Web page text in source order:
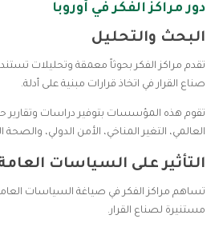
دور مراكز الفكر في أوروبا
البحث والتحليل
تقدم مراكز الفكر بحوثاً معمقة وتحليلات تستند
صناع القرار في اتخاذ قرارات مبنية على أدلة.
تقوم هذه المؤسسات بتوفير دراسات وتقارير
العالمي، التغير المناخي، الأمن الدولي، والصحة
التأثير على السياسات
تساهم مراكز الفكر في صياغة السياسات
مستنيرة لصناع القرار.